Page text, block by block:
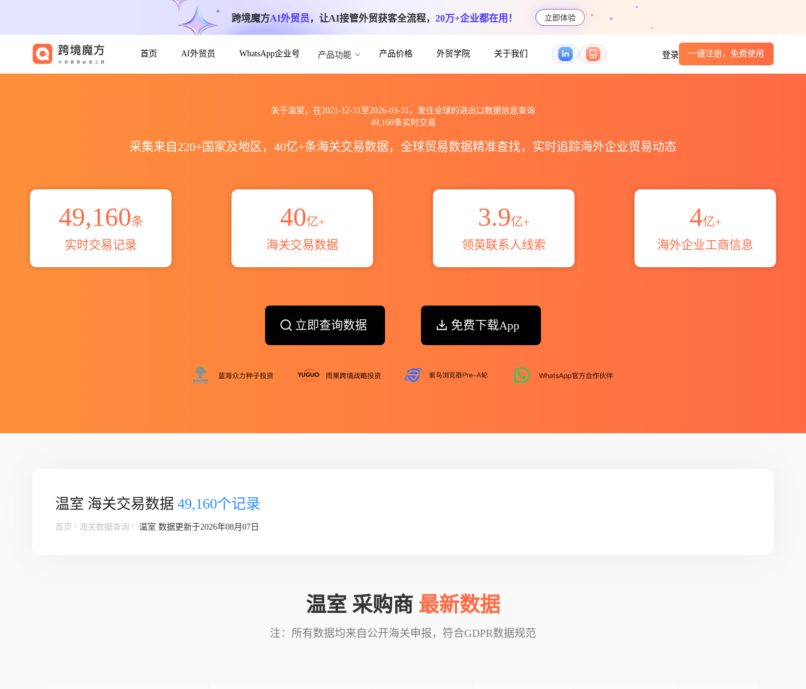
跨境魔方AI外贸员，让AI接管外贸获客全流程， 20万+企业都在用！ 立即体验
首页 AI外贸员 WhatsApp企业号 产品功能 产品价格 外贸学院 关于我们 登录 一键注册，免费使用
关于温室，在2021-12-31至2026-03-31，发往全球的进出口数据信息查询
49,160条实时交易
采集来自220+国家及地区，40亿+条海关交易数据，全球贸易数据精准查找，实时追踪海外企业贸易动态
49,160条
实时交易记录
40亿+
海关交易数据
3.9亿+
领英联系人线索
4亿+
海外企业工商信息
立即查询数据 免费下载App
温室 海关交易数据 49,160个记录
首页 / 海关数据查询 / 温室 数据更新于2026年08月07日
温室 采购商 最新数据
注：所有数据均来自公开海关申报，符合GDPR数据规范